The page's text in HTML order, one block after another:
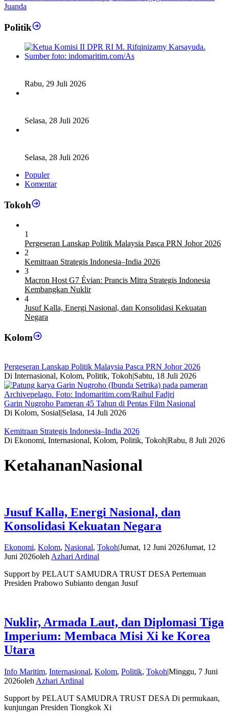
Juanda
Politik
Rabu, 29 Juli 2026
Selasa, 28 Juli 2026
Selasa, 28 Juli 2026
Populer
Komentar
Tokoh
1
Pergeseran Lanskap Politik Malaysia Pasca PRN Johor 2026
2
Kemitraan Strategis Indonesia–India 2026
3
Macron Host G7 Évian: Prancis Mitra Strategis Indonesia
Kembangkan Nuklir
4
Jusuf Kalla, Energi Nasional, dan Konsolidasi Kekuatan
Negara
Kolom
Pergeseran Lanskap Politik Malaysia Pasca PRN Johor 2026
Di Internasional, Kolom, Politik, Tokoh|Sabtu, 18 Juli 2026
Garin Nugroho Pameran 45 Tahun di Pentas Film Nasional
Di Kolom, Sosial|Selasa, 14 Juli 2026
Kemitraan Strategis Indonesia–India 2026
Di Ekonomi, Internasional, Kolom, Politik, Tokoh|Rabu, 8 Juli 2026
KetahananNasional
Jusuf Kalla, Energi Nasional, dan
Konsolidasi Kekuatan Negara
Ekonomi, Kolom, Nasional, TokohJumat, 12 Juni 2026Jumat, 12
Juni 2026olehAzhari Ardinal
Support by PELAUT SAMUDRA TRUST DESA Pertemuan
Presiden Prabowo Subianto dengan Jusuf
Nuklir, Armada Laut, dan Diplomasi Tiga
Imperium: Membaca Misi Xi ke Korea
Utara
Info Maritim, Internasional, Kolom, Politik, Tokoh|Minggu, 7 Juni
2026oleh Azhari Ardinal
Support by PELAUT SAMUDRA TRUST DESA Di permukaan,
kunjungan Presiden Tiongkok Xi